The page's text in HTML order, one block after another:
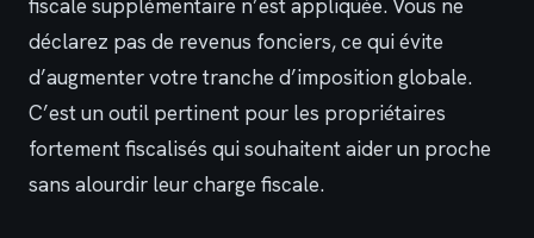
fiscale supplémentaire n’est appliquée. Vous ne
déclarez pas de revenus fonciers, ce qui évite
d’augmenter votre tranche d’imposition globale.
C’est un outil pertinent pour les propriétaires
fortement fiscalisés qui souhaitent aider un proche
sans alourdir leur charge fiscale.